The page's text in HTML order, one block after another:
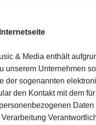
& Media enthält
unserem Unternehmen
der sogenannten
den Kontakt mit dem